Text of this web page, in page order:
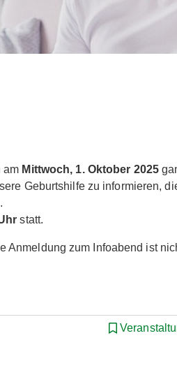
am Mittwoch, 1. Oktober 2025
Geburtshilfe zu informieren,
statt.
Anmeldung zum Infoabend ist